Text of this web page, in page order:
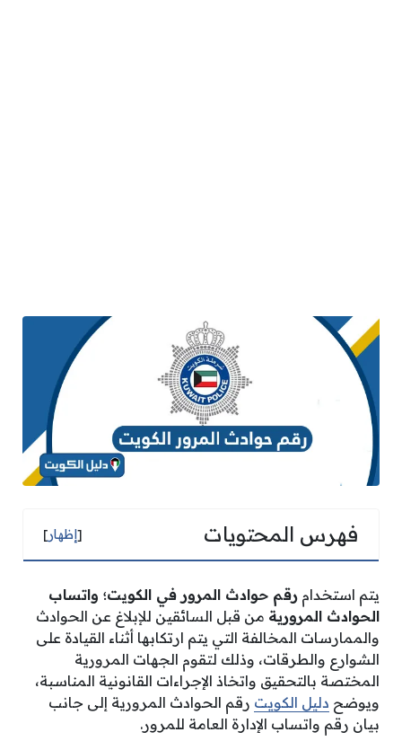
فهرس المحتويات [إظهار]
يتم استخدام رقم حوادث المرور في الكويت؛ واتساب
الحوادث المرورية من قبل السائقين للإبلاغ عن الحوادث
والممارسات المخالفة التي يتم ارتكابها أثناء القيادة على
الشوارع والطرقات، وذلك لتقوم الجهات المرورية
المختصة بالتحقيق واتخاذ الإجراءات القانونية المناسبة،
ويوضح دليل الكويت رقم الحوادث المرورية إلى جانب
بيان رقم واتساب الإدارة العامة للمرور.